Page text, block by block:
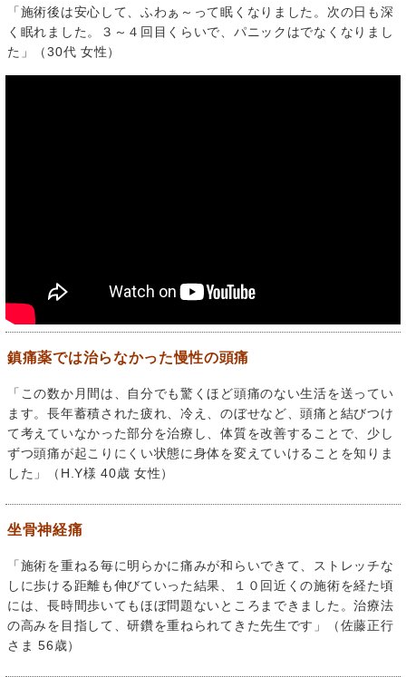
「施術後は安心して、ふわぁ～って眠くなりました。次の日も深
く眠れました。３～４回目くらいで、パニックはでなくなりまし
た」（30代 女性）
鎮痛薬では治らなかった慢性の頭痛
「この数か月間は、自分でも驚くほど頭痛のない生活を送ってい
ます。長年蓄積された疲れ、冷え、のぼせなど、頭痛と結びつけ
て考えていなかった部分を治療し、体質を改善することで、少し
ずつ頭痛が起こりにくい状態に身体を変えていけることを知りま
した」（H.Y様 40歳 女性）
坐骨神経痛
「施術を重ねる毎に明らかに痛みが和らいできて、ストレッチな
しに歩ける距離も伸びていった結果、１０回近くの施術を経た頃
には、長時間歩いてもほぼ問題ないところまできました。治療法
の高みを目指して、研鑽を重ねられてきた先生です」（佐藤正行
さま 56歳）